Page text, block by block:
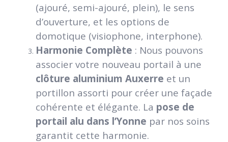
(ajouré, semi-ajouré, plein), le sens
d’ouverture, et les options de
domotique (visiophone, interphone).
Harmonie Complète : Nous pouvons
associer votre nouveau portail à une
clôture aluminium Auxerre et un
portillon assorti pour créer une façade
cohérente et élégante. La pose de
portail alu dans l’Yonne par nos soins
garantit cette harmonie.